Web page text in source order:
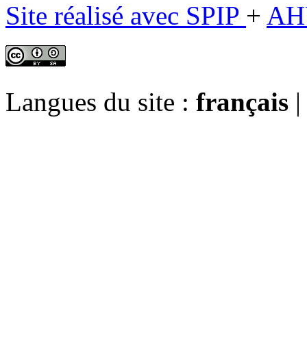
Site réalisé avec SPIP +
Langues du site : français |